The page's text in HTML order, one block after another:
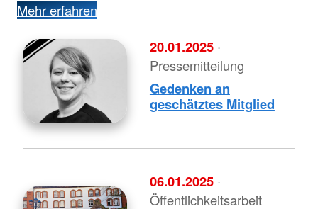
Mehr erfahren
20.01.2025 ·
Pressemitteilung
Gedenken an
geschätztes Mitglied
06.01.2025 ·
Öffentlichkeitsarbeit